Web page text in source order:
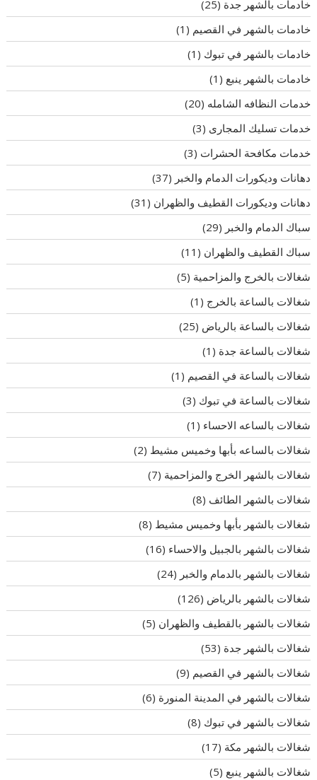
خادمات بالشهر جدة (25)
خادمات بالشهر في القصيم (1)
خادمات بالشهر في تبوك (1)
خادمات بالشهر ينبع (1)
خدمات النظافه الشامله (20)
خدمات تسليك المجارى (3)
خدمات مكافحة الحشرات (3)
دهانات وديكورات الدمام والخبر (37)
دهانات وديكورات القطيف والظهران (31)
سباك الدمام والخبر (29)
سباك القطيف والظهران (11)
شغالات بالخرج والمزاحمية (5)
شغالات بالساعة بالخرج (1)
شغالات بالساعة بالرياض (25)
شغالات بالساعة جدة (1)
شغالات بالساعة في القصيم (1)
شغالات بالساعة في تبوك (3)
شغالات بالساعه الاحساء (1)
شغالات بالساعه بأبها وخميس مشيط (2)
شغالات بالشهر الخرج والمزاحمية (7)
شغالات بالشهر الطائف (8)
شغالات بالشهر بأبها وخميس مشيط (8)
شغالات بالشهر بالجبيل والاحساء (16)
شغالات بالشهر بالدمام والخبر (24)
شغالات بالشهر بالرياض (126)
شغالات بالشهر بالقطيف والظهران (5)
شغالات بالشهر جدة (53)
شغالات بالشهر في القصيم (9)
شغالات بالشهر في المدينة المنورة (6)
شغالات بالشهر في تبوك (8)
شغالات بالشهر مكة (17)
شغالات بالشهر ينبع (5)